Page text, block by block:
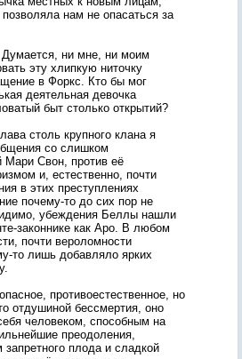
нам не опасаться за
ни мне, ни моим
эту хлипкую ниточку
в Форкс. Кто бы мог
деятельная девочка
быт столько открытий?
столь крупного клана я
со слишком
Мари Свон, против её
и, естественно, почти
в этих преступлениях
почему-то до сих пор не
убеждения Беллы нашли
законнике как Аро. В любом
почти вероломности
то лишь добавляло ярких
противоестественное, но
отдушиной бессмертия, оно
человеком, способным на
преодоления,
запретного плода и сладкой